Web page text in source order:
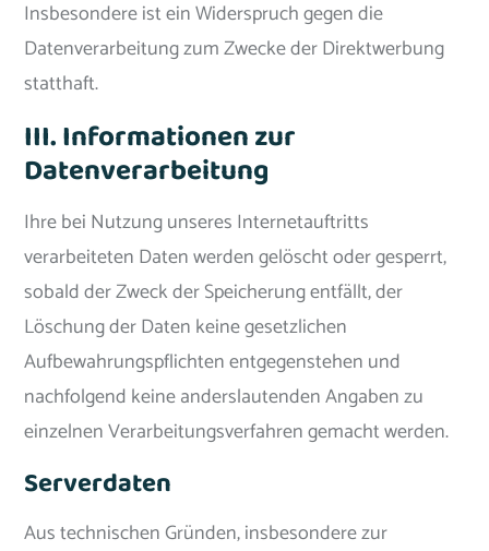
Insbesondere ist ein Widerspruch gegen die
Datenverarbeitung zum Zwecke der Direktwerbung
statthaft.
III. Informationen zur
Datenverarbeitung
Ihre bei Nutzung unseres Internetauftritts
verarbeiteten Daten werden gelöscht oder gesperrt,
sobald der Zweck der Speicherung entfällt, der
Löschung der Daten keine gesetzlichen
Aufbewahrungspflichten entgegenstehen und
nachfolgend keine anderslautenden Angaben zu
einzelnen Verarbeitungsverfahren gemacht werden.
Serverdaten
Aus technischen Gründen, insbesondere zur